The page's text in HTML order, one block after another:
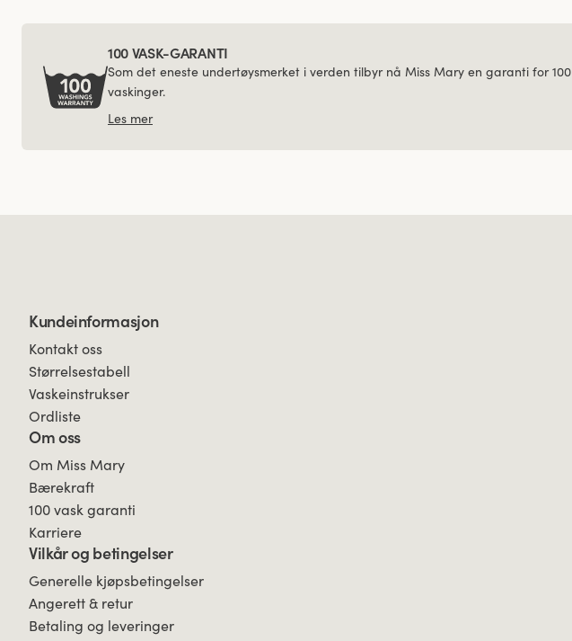
100 VASK-GARANTI
Som det eneste undertøysmerket i verden tilbyr nå Miss Mary en garanti for 100
vaskinger.
Les mer
Kundeinformasjon
Kontakt oss
Størrelsestabell
Vaskeinstrukser
Ordliste
Om oss
Om Miss Mary
Bærekraft
100 vask garanti
Karriere
Vilkår og betingelser
Generelle kjøpsbetingelser
Angerett & retur
Betaling og leveringer